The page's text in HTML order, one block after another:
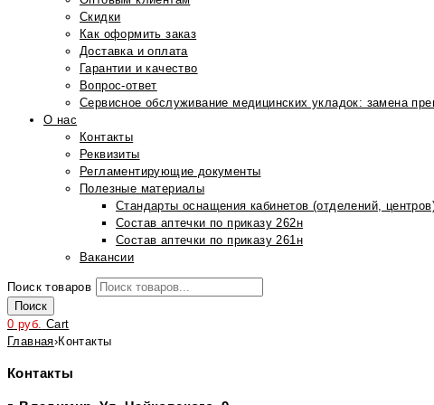
Скидки
Как оформить заказ
Доставка и оплата
Гарантии и качество
Вопрос-ответ
Сервисное обслуживание медицинских укладок: замена
О нас
Контакты
Реквизиты
Регламентирующие документы
Полезные материалы
Стандарты оснащения кабинетов (отделений,
Состав аптечки по приказу 262н
Состав аптечки по приказу 261н
Вакансии
Поиск товаров
Поиск
0 руб. Cart
Главная›Контакты
Контакты